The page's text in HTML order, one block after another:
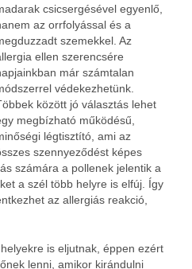
csicsergésével egyenlő,
az orrfolyással és a
szemekkel. Az
ellen szerencsére
már számtalan
védekezhetünk.
között jó választás lehet
megbízható működésű,
légtisztító, ami az
szennyeződést képes
számára a pollenek jelentik a
a szél több helyre is elfúj. Így
az allergiás reakció,
is eljutnak, éppen ezért
lenni, amikor kirándulni